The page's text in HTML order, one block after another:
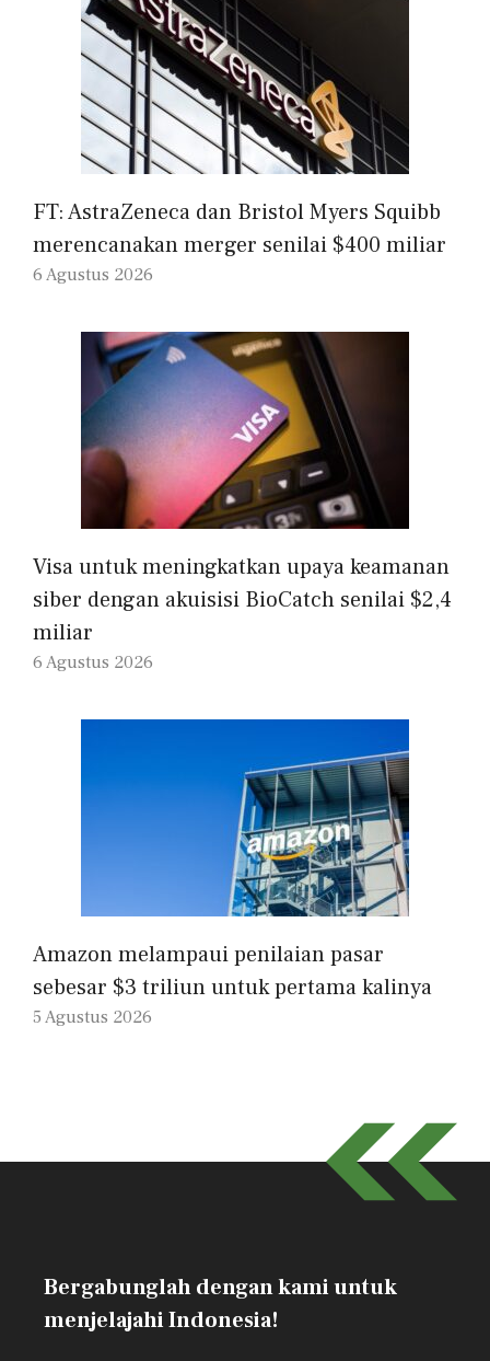
FT: AstraZeneca dan Bristol Myers Squibb
merencanakan merger senilai $400 miliar
6 Agustus 2026
Visa untuk meningkatkan upaya keamanan
siber dengan akuisisi BioCatch senilai $2,4
miliar
6 Agustus 2026
Amazon melampaui penilaian pasar
sebesar $3 triliun untuk pertama kalinya
5 Agustus 2026
Bergabunglah dengan kami untuk
menjelajahi Indonesia!